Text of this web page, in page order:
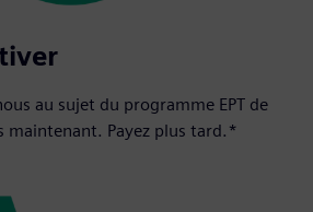
au sujet du programme EPT de
maintenant. Payez plus tard.*